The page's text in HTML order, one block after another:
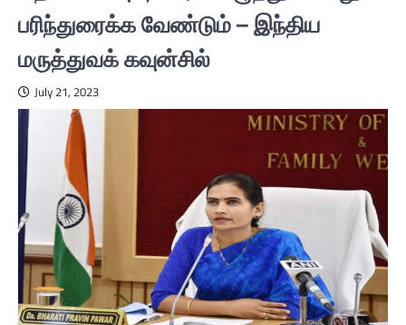
பரிந்துரைக்க வேண்டும் – இந்திய
மருத்துவக் கவுன்சில்
July 21, 2023